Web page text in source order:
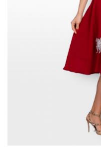
Rochii din Barbie/Bistrech